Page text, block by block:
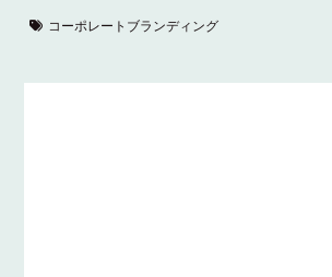
コーポレートブランディング